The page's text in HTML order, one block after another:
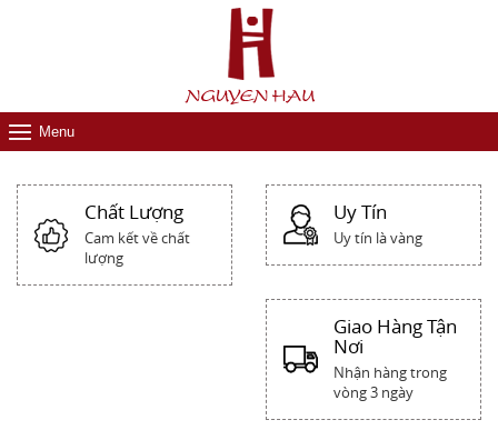
Menu
Chất Lượng
Cam kết về chất
lượng
Uy Tín
Uy tín là vàng
Giao Hàng Tận
Nơi
Nhận hàng trong
vòng 3 ngày